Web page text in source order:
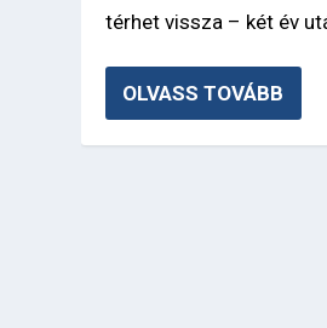
térhet vissza – két év
OLVASS TOVÁBB